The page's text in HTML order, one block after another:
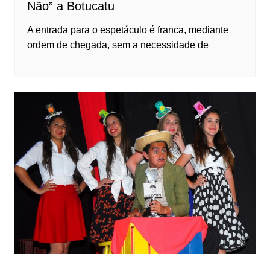
Não” a Botucatu
A entrada para o espetáculo é franca, mediante
ordem de chegada, sem a necessidade de